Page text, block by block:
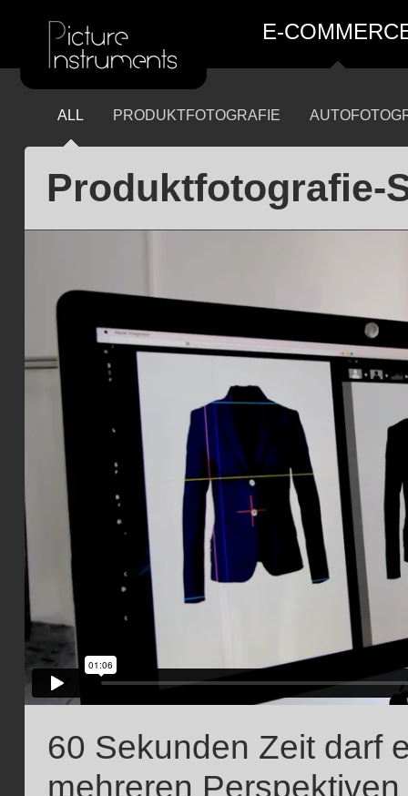
E-
ALL PRODUKTFOTOGRAFIE
Produktfotografie-
60 Sekunden Zeit darf
mehreren